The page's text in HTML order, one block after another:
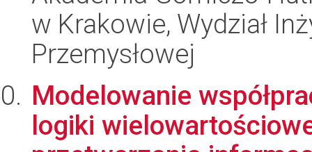
w Krakowie, Wydział
Przemysłowej
Modelowanie
logiki